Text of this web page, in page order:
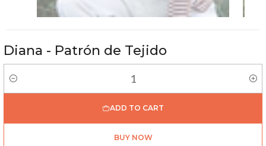
Diana - Patrón de Tejido
Quantity
ADD TO CART
BUY NOW